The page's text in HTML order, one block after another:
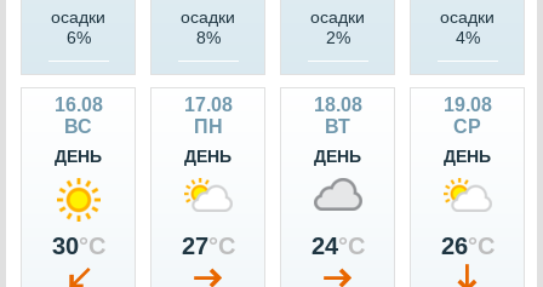
осадки
6%
осадки
8%
осадки
2%
осадки
4%
16.08
ВС
ДЕНЬ
30°C
17.08
ПН
ДЕНЬ
27°C
18.08
ВТ
ДЕНЬ
24°C
19.08
СР
ДЕНЬ
26°C